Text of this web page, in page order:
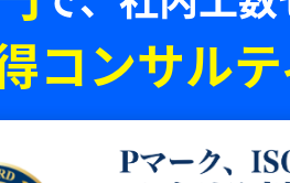
コンサル